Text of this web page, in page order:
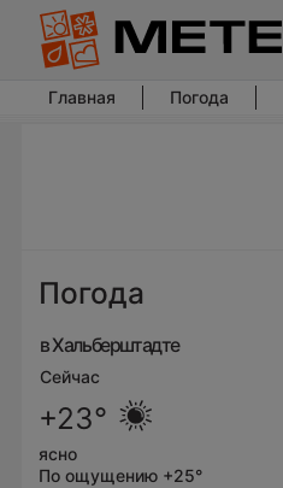
Главная Погода
Погода
в Хальберштадте
Сейчас
+23°
ясно
По ощущению +25°